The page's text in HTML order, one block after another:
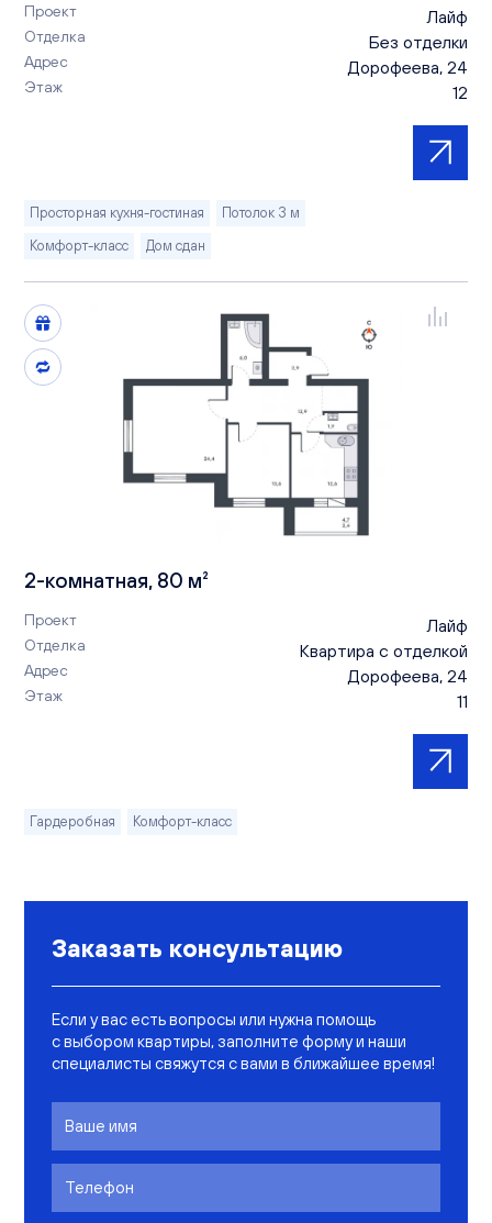
Проект Лайф
Отделка Без отделки
Адрес Дорофеева, 24
Этаж 12
Просторная кухня-гостиная
Потолок 3 м
Комфорт-класс
Дом сдан
2-комнатная, 80 м²
Проект Лайф
Отделка Квартира с отделкой
Адрес Дорофеева, 24
Этаж 11
Гардеробная Комфорт-класс
Заказать консультацию
Если у вас есть вопросы или нужна помощь
с выбором квартиры, заполните форму и наши
специалисты свяжутся с вами в ближайшее время!